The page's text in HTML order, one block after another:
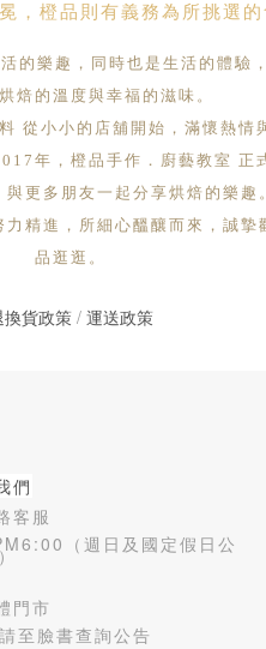
，橙品則有義務為所挑選
的樂趣，同時也是生活的體驗
焙的溫度與幸福的滋味。
從小小的店舖開始，滿懷熱情
年，橙品手作．廚藝教室 正
更多朋友一起分享烘焙的樂趣
精進，所細心醞釀而來，誠摯
品逛逛。
換貨政策/ 運送政策
們
客服
（週日及國定假日公
門市
至臉書查詢公告